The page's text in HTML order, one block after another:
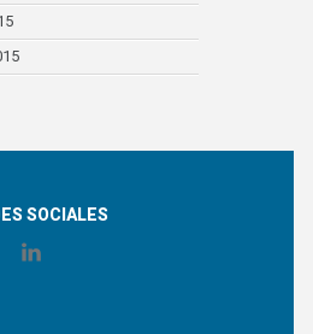
SOCIALES